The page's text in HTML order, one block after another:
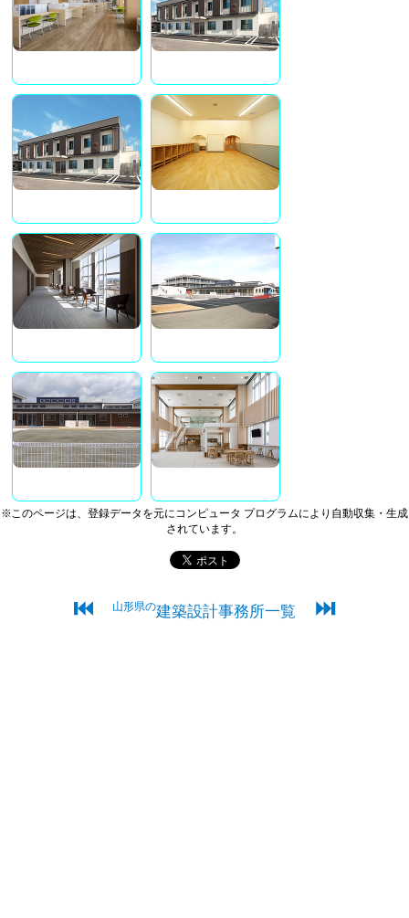
※このページは、登録データを元にコンピュータ プログラムにより自動収集・生成
されています。
⏮ 山形県の建築設計事務所一覧 ⏭